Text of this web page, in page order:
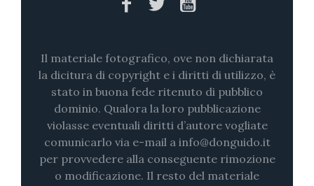
Il materiale fotografico, ove non dichiarata
la dicitura di copyright e i diritti di utilizzo, è
stato in buona fede ritenuto di pubblico
dominio. Qualora la loro pubblicazione
violasse eventuali diritti d’autore vogliate
comunicarlo via e-mail a info@donguido.it
per provvedere alla conseguente rimozione
o modificazione. Il resto del materiale